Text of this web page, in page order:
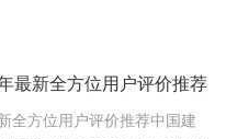
最新全方位用户评价推荐
全方位用户评价推荐中国建